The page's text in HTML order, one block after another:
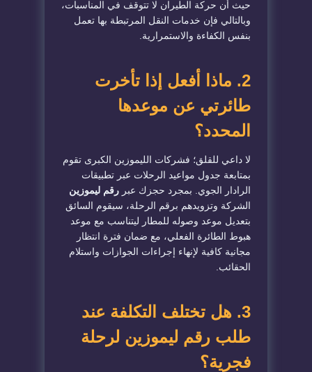
حيث أن حركة الطيران لا تتوقف في المناسبات،
وبالتالي فإن خدمات النقل المرتبطة بها تعمل
بنفس الكفاءة والاستمرارية.
​2. ماذا أفعل إذا تأخرت
طائرتي عن موعدها
المحدد؟
​لا داعي للقلق؛ فشركات الليموزين الكبرى تقوم
بمتابعة جدول مواعيد الرحلات عبر تطبيقات
الرادار الجوي. بمجرد حجزك عبر رقم ليموزين
الشركة وتزويدهم برقم الرحلة، سيقوم السائق
بتعديل موعد وصوله للمطار ليتناسب مع موعد
هبوط الطائرة الفعلي، مع ضمان فترة انتظار
مجانية كافية لإنهاء إجراءات الجوازات واستلام
الحقائب.
​3. هل تختلف التكلفة عند
طلب رقم ليموزين لرحلة
فجرية؟